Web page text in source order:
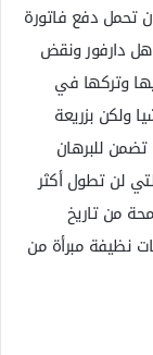
تحمل دفع فاتورة
دارفور ونقض
وتركها في
ولكن بزريعة
للبرهان
لن تطول أكثر
من تاريخ
نظيفة مبرأة من